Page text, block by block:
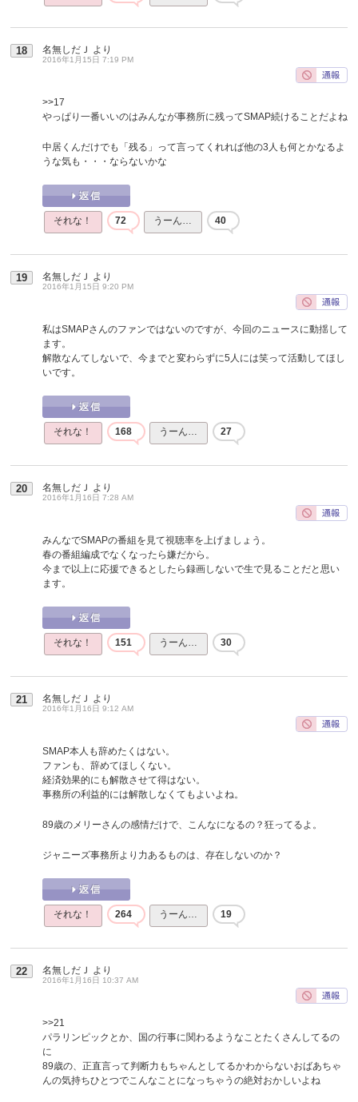
18 名無しだＪ より
2016年1月15日 7:19 PM
>>17
やっぱり一番いいのはみんなが事務所に残ってSMAP続けることだよね
中居くんだけでも「残る」って言ってくれれば他の3人も何とかなるよ
うな気も・・・ならないかな
それな！ 72 うーん… 40
19 名無しだＪ より
2016年1月15日 9:20 PM
私はSMAPさんのファンではないのですが、今回のニュースに動揺して
ます。
解散なんてしないで、今までと変わらずに5人には笑って活動してほし
いです。
それな！ 168 うーん… 27
20 名無しだＪ より
2016年1月16日 7:28 AM
みんなでSMAPの番組を見て視聴率を上げましょう。
春の番組編成でなくなったら嫌だから。
今まで以上に応援できるとしたら録画しないで生で見ることだと思い
ます。
それな！ 151 うーん… 30
21 名無しだＪ より
2016年1月16日 9:12 AM
SMAP本人も辞めたくはない。
ファンも、辞めてほしくない。
経済効果的にも解散させて得はない。
事務所の利益的には解散しなくてもよいよね。
89歳のメリーさんの感情だけで、こんなになるの？狂ってるよ。
ジャニーズ事務所より力あるものは、存在しないのか？
それな！ 264 うーん… 19
22 名無しだＪ より
2016年1月16日 10:37 AM
>>21
パラリンピックとか、国の行事に関わるようなことたくさんしてるの
に
89歳の、正直言って判断力もちゃんとしてるかわからないおばあちゃ
んの気持ちひとつでこんなことになっちゃうの絶対おかしいよね